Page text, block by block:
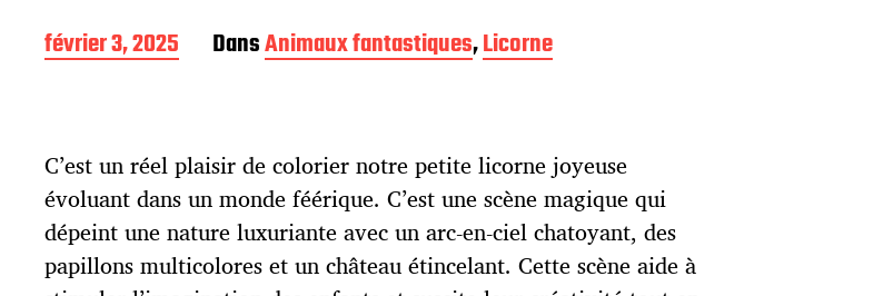
D
a
e
p
u
b
l
février 3, 2025 DansAnimaux fantastiques,Licorne
C’est un réel plaisir de colorier notre petite licorne joyeuse
évoluant dans un monde féérique. C’est une scène magique qui
dépeint une nature luxuriante avec un arc-en-ciel chatoyant, des
papillons multicolores et un château étincelant. Cette scène aide à